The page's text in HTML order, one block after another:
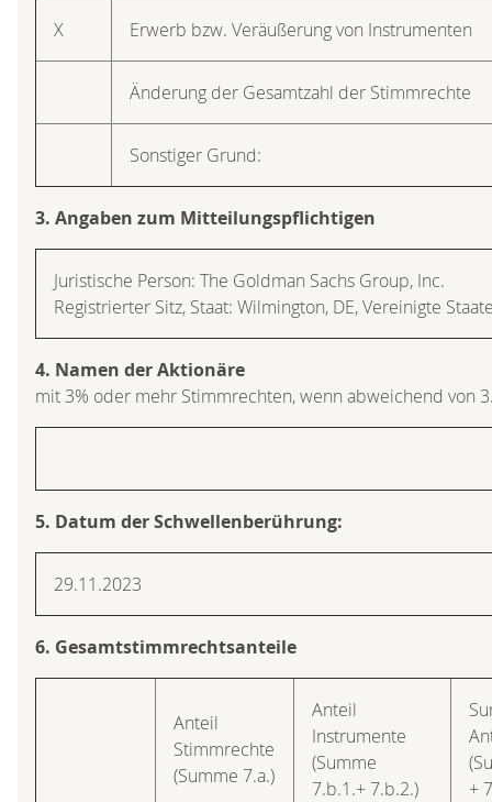
X Erwerb bzw. Veräußerung von Instrumenten
Änderung der Gesamtzahl der Stimmrechte
Sonstiger Grund:
3. Angaben zum Mitteilungspflichtigen
Juristische Person: The Goldman Sachs Group, Inc.
Registrierter Sitz, Staat: Wilmington, DE, Vereinigte
4. Namen der Aktionäre
mit 3% oder mehr Stimmrechten, wenn abweichend von
5. Datum der Schwellenberührung:
29.11.2023
6. Gesamtstimmrechtsanteile
Anteil
Stimmrechte
(Summe 7.a.)
Anteil
Instrumente
(Summe
7.b.1.+ 7.b.2.)
+